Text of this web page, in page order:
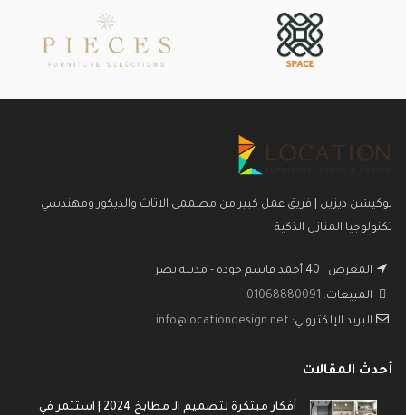
لوكيشن ديزين | فريق عمل كبير من مصممى الاثاث والديكور ومهندسي
تكنولوجيا المنازل الذكية
المعرض : 40 أحمد قاسم جوده - مدينة نصر
المبيعات: 01068880091
البريد الإلكتروني: info@locationdesign.net
أحدث المقالات
أفكار مبتكرة لتصميم الـ مطابخ 2024 | استثمر في